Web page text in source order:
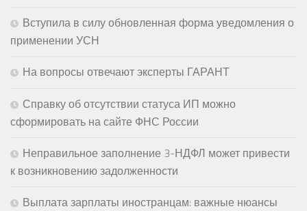
Вступила в силу обновленная форма уведомления о
применении УСН
На вопросы отвечают эксперты ГАРАНТ
Справку об отсутствии статуса ИП можно
сформировать на сайте ФНС России
Неправильное заполнение 3-НДФЛ может привести
к возникновению задолженности
Выплата зарплаты иностранцам: важные нюансы